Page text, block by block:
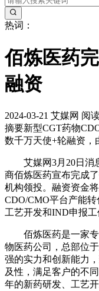
热词：
佰炼医药
融资
2024-03-21 艾媒网 阅
摘要新型CGT药物
数千万天使+轮融资，
艾媒网3月20日消息
商佰炼医药宣布完成
机构领投。融资资金
CDO/CMO平台产能
工艺开发和IND申报工
佰炼医药是一家专
物医药公司，总部位
强的实力和创新能力
及性，满足客户的不
年的新药研发、工艺